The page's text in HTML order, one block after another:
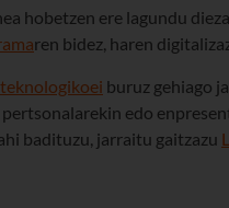
hobetzen ere lagundu
ren bidez, haren
buruz gehiago
edo
badituzu, jarraitu gaitzazu